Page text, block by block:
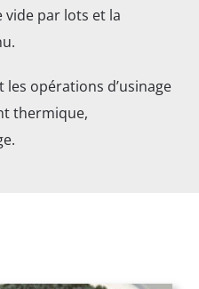
vide par lots et la
opérations d’usinage
thermique,